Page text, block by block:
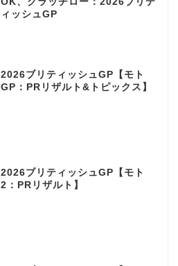
ィッシュGP
2026ブリティッシュGP【モト
GP：PRリザルト&トピックス】
2026ブリティッシュGP【モト
2：PRリザルト】